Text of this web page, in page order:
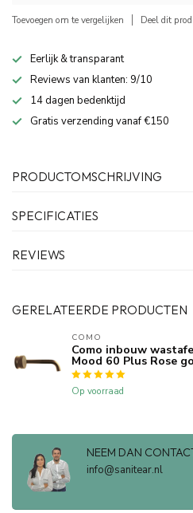
Toevoegen om te vergelijken Deel dit
Eerlijk & transparant
Reviews van klanten: 9/10
14 dagen bedenktijd
Gratis verzending vanaf €150
PRODUCTOMSCHRIJVING
SPECIFICATIES
REVIEWS
GERELATEERDE PRODUCTEN
COMO
Como inbouw
Mood 60 Plus Rose
Op voorraad
NEEM DAN
info@sanitear.nl